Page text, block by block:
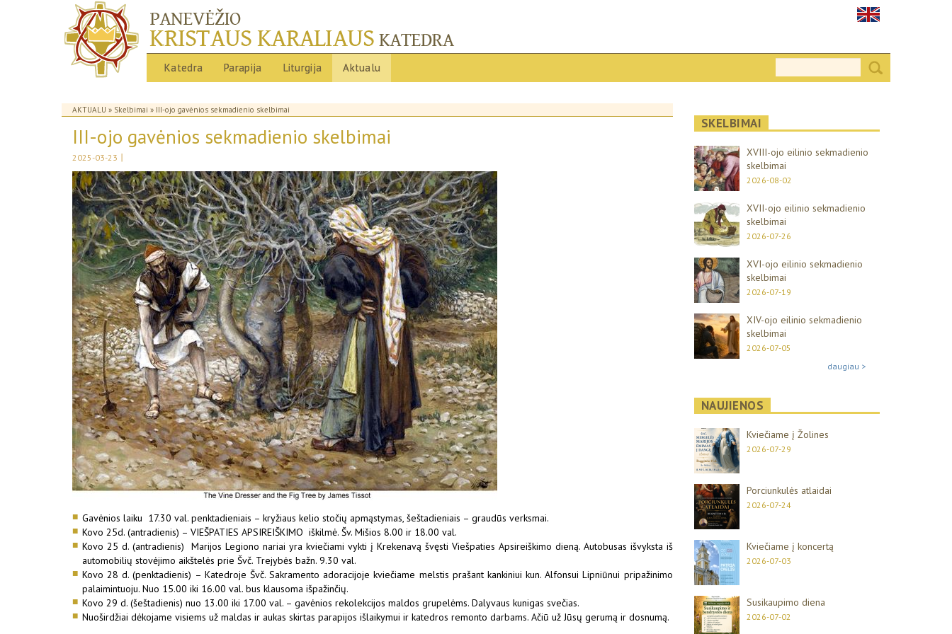
Katedra Parapija Liturgija Aktualu
AKTUALU » Skelbimai » III-ojo gavėnios sekmadienio skelbimai
III-ojo gavėnios sekmadienio skelbimai
2025-03-23 |
Gavėnios laiku 17.30 val. penktadieniais – kryžiaus kelio stočių apmąstymas, šeštadieniais – graudūs verksmai.
Kovo 25d. (antradienis) – VIEŠPATIES APSIREIŠKIMO iškilmė. Šv. Mišios 8.00 ir 18.00 val.
Kovo 25 d. (antradienis) Marijos Legiono nariai yra kviečiami vykti į Krekenavą švęsti Viešpaties Apsireiškimo dieną. Autobusas išvyksta iš
automobilių stovėjimo aikštelės prie Švč. Trejybės bažn. 9.30 val.
Kovo 28 d. (penktadienis) – Katedroje Švč. Sakramento adoracijoje kviečiame melstis prašant kankiniui kun. Alfonsui Lipniūnui pripažinimo
palaimintuoju. Nuo 15.00 iki 16.00 val. bus klausoma išpažinčių.
Kovo 29 d. (šeštadienis) nuo 13.00 iki 17.00 val. – gavėnios rekolekcijos maldos grupelėms. Dalyvaus kunigas svečias.
Nuoširdžiai dėkojame visiems už maldas ir aukas skirtas parapijos išlaikymui ir katedros remonto darbams. Ačiū už Jūsų gerumą ir dosnumą.
SKELBIMAI
XVIII-ojo eilinio sekmadienio
skelbimai
2026-08-02
XVII-ojo eilinio sekmadienio
skelbimai
2026-07-26
XVI-ojo eilinio sekmadienio
skelbimai
2026-07-19
XIV-ojo eilinio sekmadienio
skelbimai
2026-07-05
daugiau >
NAUJIENOS
Kviečiame į Žolines
2026-07-29
Porciunkulės atlaidai
2026-07-24
Kviečiame į koncertą
2026-07-03
Susikaupimo diena
2026-07-02